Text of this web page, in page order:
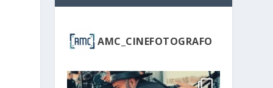
AMC_CINEFOTOGRAFO